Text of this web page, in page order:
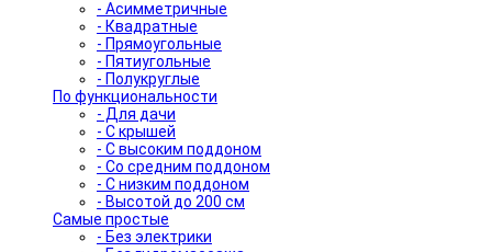
- Асимметричные
- Квадратные
- Прямоугольные
- Пятиугольные
- Полукруглые
По функциональности
- Для дачи
- С крышей
- С высоким поддоном
- Со средним поддоном
- С низким поддоном
- Высотой до 200 см
Самые простые
- Без электрики